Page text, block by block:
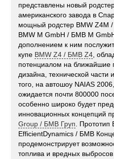
представлены новый
американского завода в
мощный родстер BMW Z4M
BMW M GmbH / БМВ M
дополнением к ним
купе BMW Z4 / БМВ Z4 ,
потенциалом на ближайшие
дизайна, технической
того, на автошоу NAIAS
ожидается почти 800000
особенно широко будет
инновационных концепций
Group / БМВ Груп .
EfficientDynamics / БМВ
продемонстрирует
топлива и вредных